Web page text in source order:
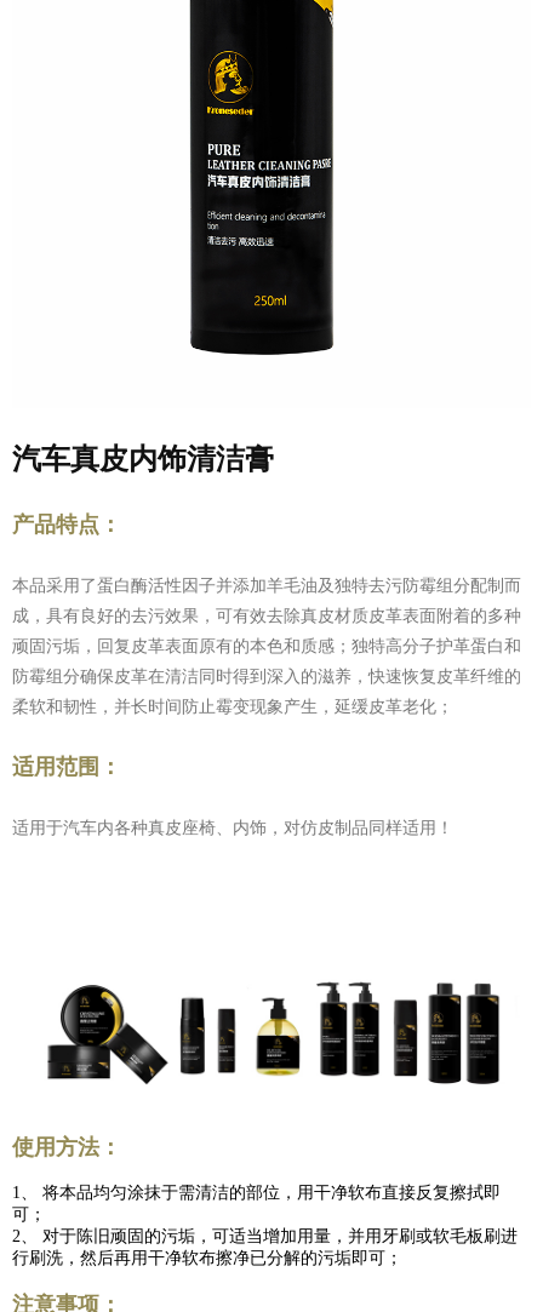
汽车真皮内饰清洁膏
产品特点：
本品采用了蛋白酶活性因子并添加羊毛油及独特去污防霉组分配制而
成 ， 具有良好的去污效果，可有效去除真皮材质皮革表面附着的多种
顽固污垢，回复皮革表面原有的本色和质感 ； 独特高分子护革蛋白和
防霉组分确保皮革在清洁同时得到深入 的滋养，快速恢复皮革纤维的
柔软和韧性，并长时间 防止霉变现象产生，延缓皮革老化 ；
适用范围：
适用于汽车内各种真皮座椅、内饰 ， 对仿皮制品同样适用！
使用方法：
1、 将本品均匀涂抹于需清洁的部位，用干净软布直接反复擦拭即
可；
2、 对于陈旧顽固的污垢， 可适当增加用量，并用牙刷或软毛板刷进
行刷洗 ， 然后再用干净软布擦净已分解的污垢即可；
注意事项：